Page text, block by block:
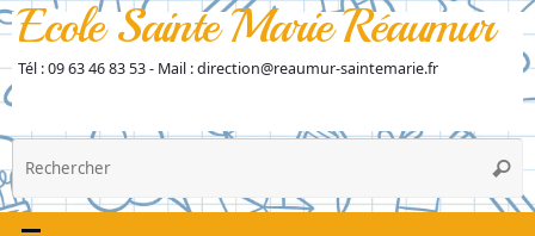
Passer
au
contenu
Ecole Sainte Marie Réaumur
Tél : 09 63 46 83 53 - Mail : direction@reaumur-saintemarie.fr
: